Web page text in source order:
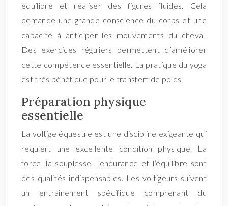
équilibre et réaliser des figures fluides. Cela
demande une grande conscience du corps et une
capacité à anticiper les mouvements du cheval.
Des exercices réguliers permettent d’améliorer
cette compétence essentielle. La pratique du yoga
est très bénéfique pour le transfert de poids.
Préparation physique
essentielle
La voltige équestre est une discipline exigeante qui
requiert une excellente condition physique. La
force, la souplesse, l’endurance et l’équilibre sont
des qualités indispensables. Les voltigeurs suivent
un entraînement spécifique comprenant du